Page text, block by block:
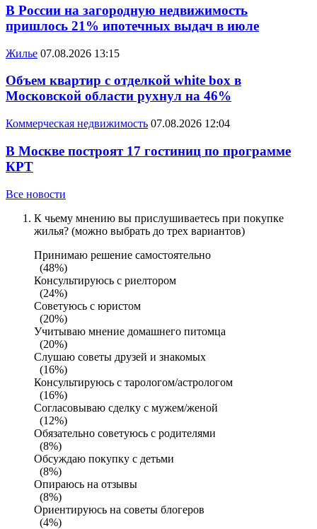
В России на загородную недвижимость
пришлось 21% ипотечных выдач в июле
Жилье 07.08.2026 13:15
Объем квартир с отделкой white box в
Московской области рухнул на 46%
Коммерческая недвижимость 07.08.2026 12:04
В Москве построят 17 гостиниц по программе
КРТ
Все новости
К чьему мнению вы прислушиваетесь при покупке
жилья? (можно выбрать до трех вариантов)
Принимаю решение самостоятельно
(48%)
Консультируюсь с риелтором
(24%)
Советуюсь с юристом
(20%)
Учитываю мнение домашнего питомца
(20%)
Слушаю советы друзей и знакомых
(16%)
Консультируюсь с тарологом/астрологом
(16%)
Согласовываю сделку с мужем/женой
(12%)
Обязательно советуюсь с родителями
(8%)
Обсуждаю покупку с детьми
(8%)
Опираюсь на отзывы
(8%)
Ориентируюсь на советы блогеров
(4%)